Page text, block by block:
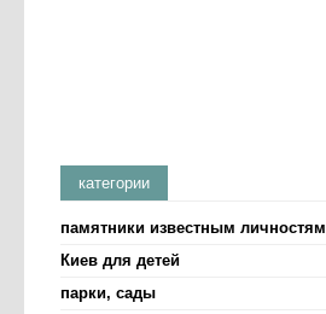
категории
памятники известным личностям
Киев для детей
парки, сады